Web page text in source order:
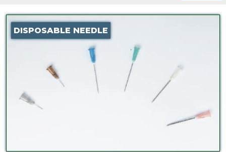
DISPOSABLE NEEDLE